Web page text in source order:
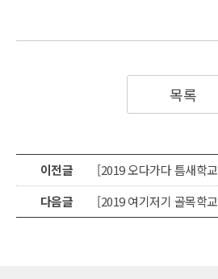
목록
이전글
[2019 오다가다 틈새학교] 브런치교
다음글
[2019 여기저기 골목학교]